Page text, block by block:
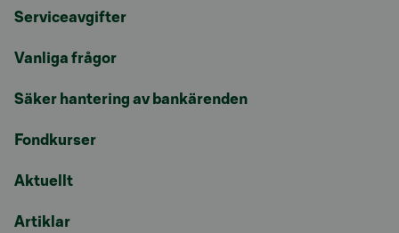
Serviceavgifter
Vanliga frågor
Säker hantering av bankärenden
Fondkurser
Aktuellt
Artiklar